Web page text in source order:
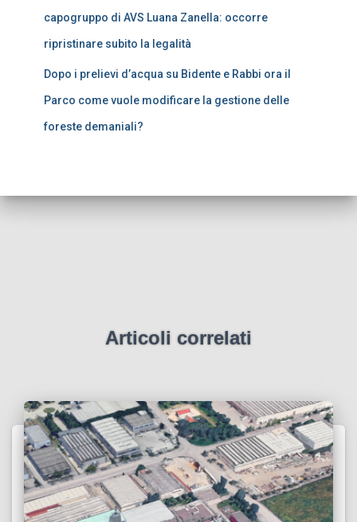
capogruppo di AVS Luana Zanella: occorre
ripristinare subito la legalità
Dopo i prelievi d’acqua su Bidente e Rabbi ora il
Parco come vuole modificare la gestione delle
foreste demaniali?
Articoli correlati